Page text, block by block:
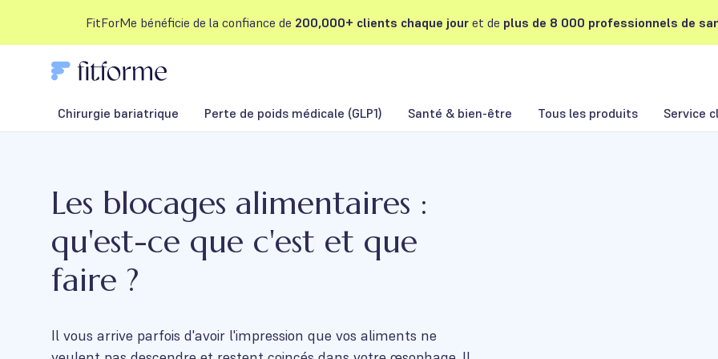
FitForMe bénéficie de la confiance de 200,000+ clients chaque jouret de plus de 8 000 professionnels de
Chirurgie bariatrique Perte de poids médicale (GLP1) Santé & bien-être Tous les produits Service
Les blocages alimentaires :
qu'est-ce que c'est et que
faire ?
Il vous arrive parfois d'avoir l'impression que vos aliments ne